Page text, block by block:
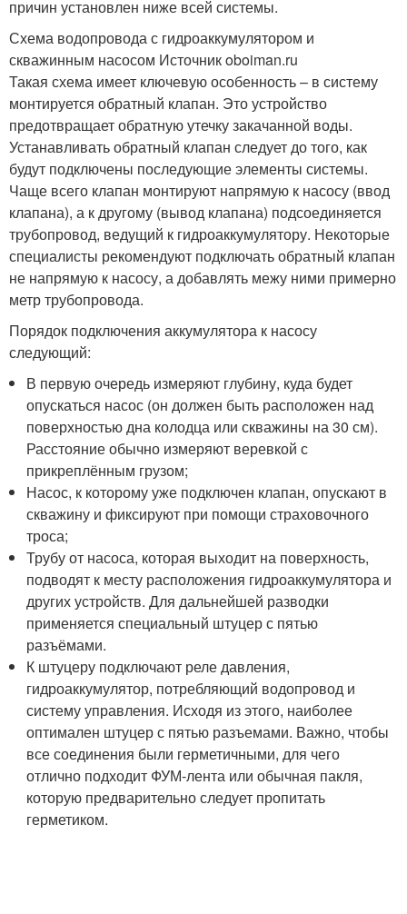
причин установлен ниже всей системы.
Схема водопровода с гидроаккумулятором и
скважинным насосом Источник oboiman.ru
Такая схема имеет ключевую особенность – в систему
монтируется обратный клапан. Это устройство
предотвращает обратную утечку закачанной воды.
Устанавливать обратный клапан следует до того, как
будут подключены последующие элементы системы.
Чаще всего клапан монтируют напрямую к насосу (ввод
клапана), а к другому (вывод клапана) подсоединяется
трубопровод, ведущий к гидроаккумулятору. Некоторые
специалисты рекомендуют подключать обратный клапан
не напрямую к насосу, а добавлять межу ними примерно
метр трубопровода.
Порядок подключения аккумулятора к насосу
следующий:
В первую очередь измеряют глубину, куда будет
опускаться насос (он должен быть расположен над
поверхностью дна колодца или скважины на 30 см).
Расстояние обычно измеряют веревкой с
прикреплённым грузом;
Насос, к которому уже подключен клапан, опускают в
скважину и фиксируют при помощи страховочного
троса;
Трубу от насоса, которая выходит на поверхность,
подводят к месту расположения гидроаккумулятора и
других устройств. Для дальнейшей разводки
применяется специальный штуцер с пятью
разъёмами.
К штуцеру подключают реле давления,
гидроаккумулятор, потребляющий водопровод и
систему управления. Исходя из этого, наиболее
оптимален штуцер с пятью разъемами. Важно, чтобы
все соединения были герметичными, для чего
отлично подходит ФУМ-лента или обычная пакля,
которую предварительно следует пропитать
герметиком.